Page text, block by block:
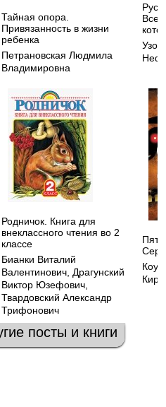
Тайная опора.
Привязанность в жизни
ребенка
Петрановская Людмила
Владимировна
Все
Родничок. Книга для
внеклассного чтения во 2
классе
Бианки Виталий
Валентинович Драгунский
Виктор Юзефович
Твардовский Александр
Трифонович
Кира
посты и книги